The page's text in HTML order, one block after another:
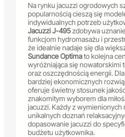
Na rynku jacuzzi ogrodowych
popularnością cieszą się
indywidualnych potrzeb
Jacuzzi J-495zdobywa
funkcjom hydromasażu i
że idealnie nadaje się dla
Sundance Optimato kolejna
wyróżniająca się nowatorskimi
oraz oszczędnością energii.
bardziej ekonomicznych
oferuje świetny stosunek
znakomitym wyborem dla
jacuzzi. Każdy z wymienionych
unikalnych doznań
dopasowanie jacuzzi do
budżetu użytkownika.